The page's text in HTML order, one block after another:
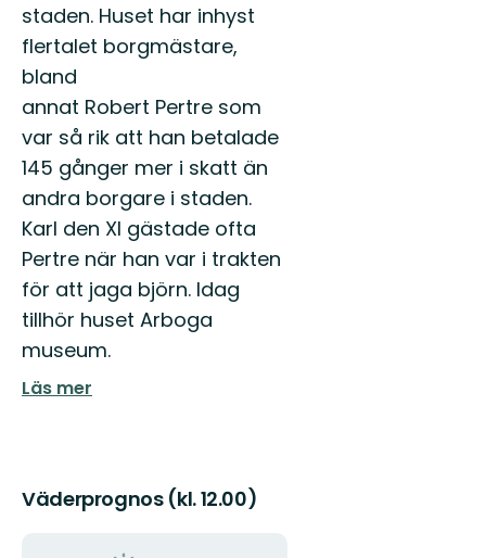
staden. Huset har inhyst
flertalet borgmästare,
bland
annat Robert Pertre som
var så rik att han betalade
145 gånger mer i skatt än
andra borgare i staden.
Karl den XI gästade ofta
Pertre när han var i trakten
för att jaga björn. Idag
tillhör huset Arboga
museum.
Läs mer
Väderprognos (kl. 12.00)